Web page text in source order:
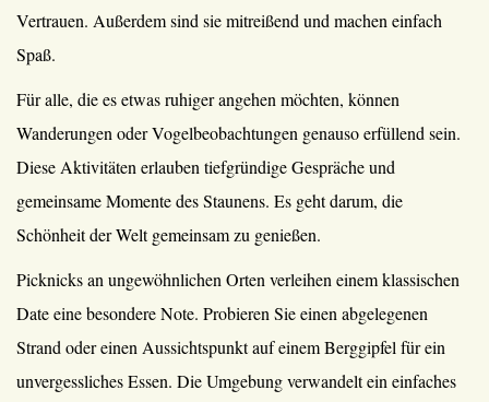
Vertrauen. Außerdem sind sie mitreißend und machen einfach
Spaß.
Für alle, die es etwas ruhiger angehen möchten, können
Wanderungen oder Vogelbeobachtungen genauso erfüllend sein.
Diese Aktivitäten erlauben tiefgründige Gespräche und
gemeinsame Momente des Staunens. Es geht darum, die
Schönheit der Welt gemeinsam zu genießen.
Picknicks an ungewöhnlichen Orten verleihen einem klassischen
Date eine besondere Note. Probieren Sie einen abgelegenen
Strand oder einen Aussichtspunkt auf einem Berggipfel für ein
unvergessliches Essen. Die Umgebung verwandelt ein einfaches